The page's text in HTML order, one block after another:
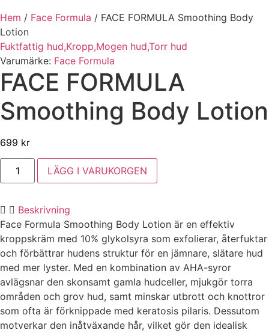
Hem / Face Formula / FACE FORMULA Smoothing Body
Lotion
Fuktfattig hud,Kropp,Mogen hud,Torr hud
Varumärke: Face Formula
FACE FORMULA
Smoothing Body Lotion
699 kr
FACE
FORMULA
Smoothing
mängd
LÄGG I VARUKORGEN
Beskrivning
Face Formula Smoothing Body Lotion är en effektiv
kroppskräm med 10% glykolsyra som exfolierar, återfuktar
och förbättrar hudens struktur för en jämnare, slätare hud
med mer lyster. Med en kombination av AHA-syror
avlägsnar den skonsamt gamla hudceller, mjukgör torra
områden och grov hud, samt minskar utbrott och knottror
som ofta är förknippade med keratosis pilaris. Dessutom
motverkar den inåtväxande hår, vilket gör den idealisk